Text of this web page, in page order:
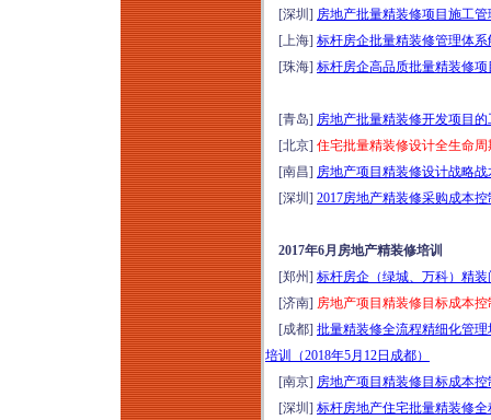
[深圳] 房地产批量精装修项目施工
[上海] 标杆房企批量精装修管理体
[珠海] 标杆房企高品质批量精装修
[青岛] 房地产批量精装修开发项目
[北京] 住宅批量精装修设计全生命
[南昌] 房地产项目精装修设计战略
[深圳] 2017房地产精装修采购成本
2017年6月房地产精装修培训
[郑州] 标杆房企（绿城、万科）精
[济南] 房地产项目精装修目标成本
[成都] 批量精装修全流程精细化管
培训（2018年5月12日成都）
[南京] 房地产项目精装修目标成本
[深圳] 标杆房地产住宅批量精装修